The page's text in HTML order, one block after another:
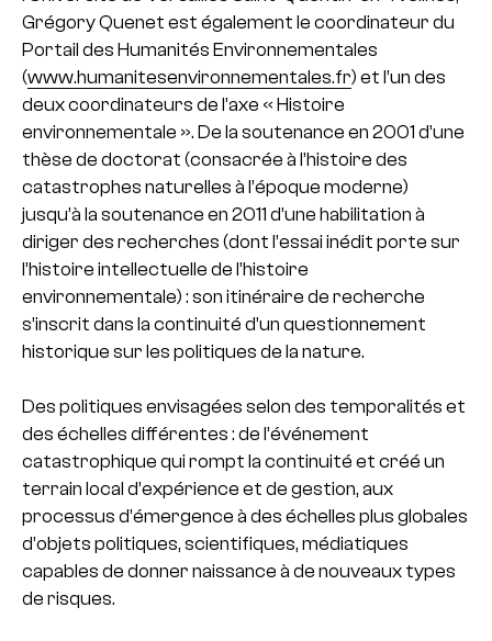
Grégory Quenet est également le coordinateur du
Portail des Humanités Environnementales
(www.humanitesenvironnementales.fr) et l’un des
deux coordinateurs de l’axe « Histoire
environnementale ». De la soutenance en 2001 d’une
thèse de doctorat (consacrée à l’histoire des
catastrophes naturelles à l’époque moderne)
jusqu’à la soutenance en 2011 d’une habilitation à
diriger des recherches (dont l’essai inédit porte sur
l’histoire intellectuelle de l’histoire
environnementale) : son itinéraire de recherche
s’inscrit dans la continuité d’un questionnement
historique sur les politiques de la nature.
Des politiques envisagées selon des temporalités et
des échelles différentes : de l’événement
catastrophique qui rompt la continuité et créé un
terrain local d’expérience et de gestion, aux
processus d’émergence à des échelles plus globales
d’objets politiques, scientifiques, médiatiques
capables de donner naissance à de nouveaux types
de risques.